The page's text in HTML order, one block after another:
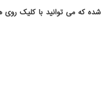
که می توانید با کلیک